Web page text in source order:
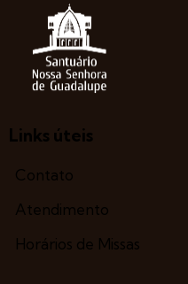
Links úteis
Contato
Atendimento
Horários de Missas